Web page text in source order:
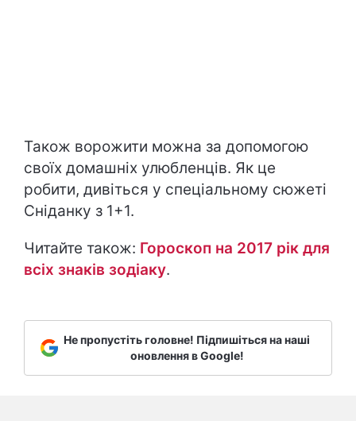
Також ворожити можна за допомогою
своїх домашніх улюбленців. Як це
робити, дивіться у спеціальному сюжеті
Сніданку з 1+1.
Читайте також: Гороскоп на 2017 рік для
всіх знаків зодіаку.
Не пропустіть головне! Підпишіться на наші
оновлення в Google!